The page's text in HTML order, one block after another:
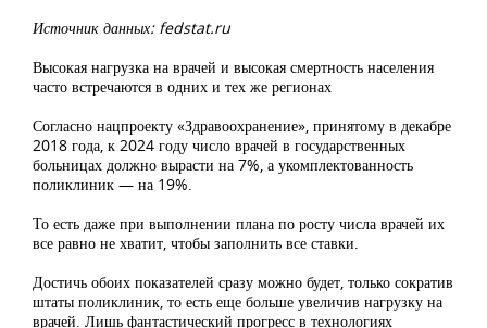
Источник данных: fedstat.ru
Высокая нагрузка на врачей и высокая смертность населения
часто встречаются в одних и тех же регионах
Согласно нацпроекту «Здравоохранение», принятому в декабре
2018 года, к 2024 году число врачей в государственных
больницах должно вырасти на 7%, а укомплектованность
поликлиник — на 19%.
То есть даже при выполнении плана по росту числа врачей их
все равно не хватит, чтобы заполнить все ставки.
Достичь обоих показателей сразу можно будет, только сократив
штаты поликлиник, то есть еще больше увеличив нагрузку на
врачей. Лишь фантастический прогресс в технологиях